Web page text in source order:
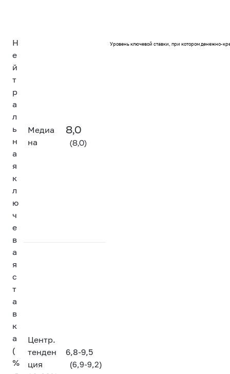
Н
е
й
т
р
а
л
ь
н
а
я
к
л
ю
ч
е
в
а
я
с
т
а
в
к
а
(
%
Медиа
на
8,0
(8,0)
Уровень ключевой ставки, при котором денежно-
Центр.
тенден
ция
6,8-9,5
(6,9-9,2)